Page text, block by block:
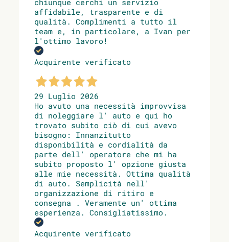
affidabile, trasparente e di
qualità. Complimenti a tutto il
team e, in particolare, a Ivan per
l'ottimo lavoro!
Acquirente verificato
29 Luglio 2026
Ho avuto una necessità improvvisa
di noleggiare l' auto e qui ho
trovato subito ciò di cui avevo
bisogno: Innanzitutto
disponibilità e cordialità da
parte dell' operatore che mi ha
subito proposto l' opzione giusta
alle mie necessità. Ottima qualità
di auto. Semplicità nell'
organizzazione di ritiro e
consegna . Veramente un' ottima
esperienza. Consigliatissimo.
Acquirente verificato